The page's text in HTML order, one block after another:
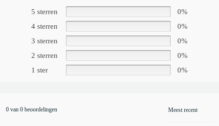
5 sterren
0%
4 sterren
0%
3 sterren
0%
2 sterren
0%
1 ster
0%
0 van 0 beoordelingen